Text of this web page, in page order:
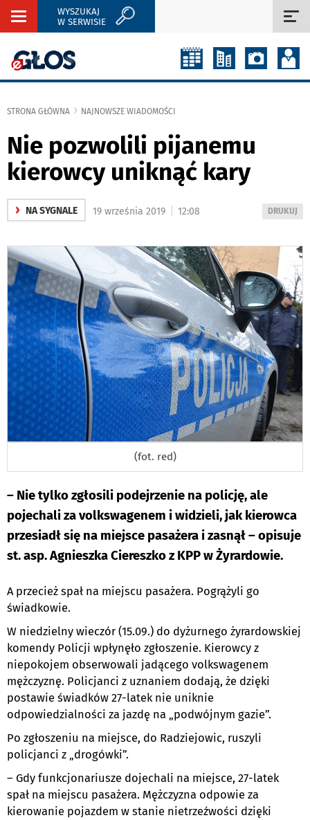
Rozwiń
WYSZUKAJ
W SERWISIE
STRONA GŁÓWNA NAJNOWSZE WIADOMOŚCI
Nie pozwolili pijanemu
kierowcy uniknąć kary
› NA SYGNALE
WYDRUKUJ
DRUKUJ
19 września 2019 12:08
(fot. red)
– Nie tylko zgłosili podejrzenie na policję, ale
pojechali za volkswagenem i widzieli, jak kierowca
przesiadł się na miejsce pasażera i zasnął – opisuje
st. asp. Agnieszka Ciereszko z KPP w Żyrardowie.
A przecież spał na miejscu pasażera. Pogrążyli go
świadkowie.
W niedzielny wieczór (15.09.) do dyżurnego żyrardowskiej
komendy Policji wpłynęło zgłoszenie. Kierowcy z
niepokojem obserwowali jadącego volkswagenem
mężczyznę. Policjanci z uznaniem dodają, że dzięki
postawie świadków 27-latek nie uniknie
odpowiedzialności za jazdę na „podwójnym gazie”.
Po zgłoszeniu na miejsce, do Radziejowic, ruszyli
policjanci z „drogówki”.
– Gdy funkcjonariusze dojechali na miejsce, 27-latek
spał na miejscu pasażera. Mężczyzna odpowie za
kierowanie pojazdem w stanie nietrzeźwości dzięki